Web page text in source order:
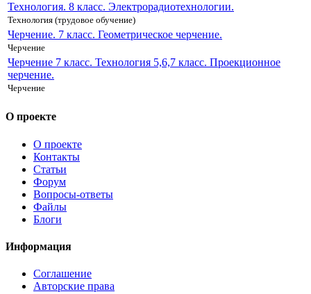
Технология. 8 класс. Электрорадиотехнологии.
Технология (трудовое обучение)
Черчение. 7 класс. Геометрическое черчение.
Черчение
Черчение 7 класс. Технология 5,6,7 класс. Проекционное
черчение.
Черчение
О проекте
О проекте
Контакты
Статьи
Форум
Вопросы-ответы
Файлы
Блоги
Информация
Соглашение
Авторские права